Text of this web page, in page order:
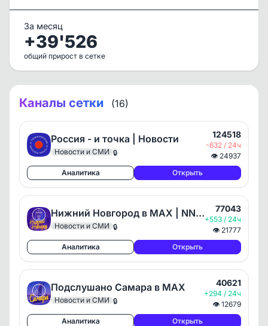
За месяц
+39'526
общий прирост в сетке
Каналы сетки (16)
Россия - и точка | Новости
Новости и СМИ 🔒
124518
-632 / 24ч
👁 24937
Аналитика
Открыть
Нижний Новгород в MAX | NN_TODAY
Новости и СМИ 🔒
77043
+553 / 24ч
👁 21777
Аналитика
Открыть
Подслушано Самара в MAX
Новости и СМИ 🔒
40621
+294 / 24ч
👁 12679
Аналитика
Открыть